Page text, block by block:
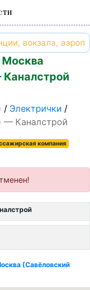
Москва
Каналстрой
Электрички
— Каналстрой
компания
(Савёловский